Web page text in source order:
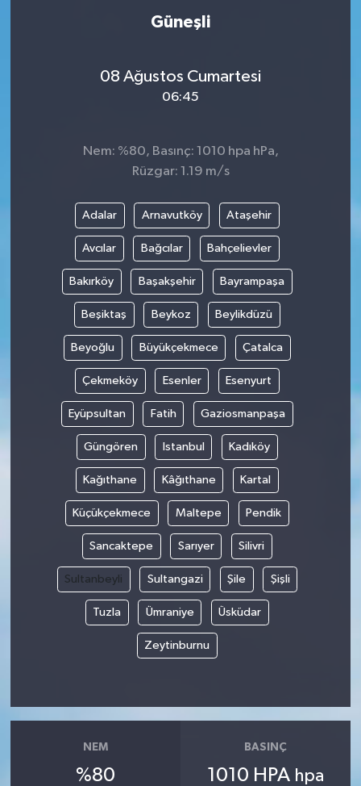
Güneşli
08 Ağustos Cumartesi
06:45
Nem: %80, Basınç: 1010 hpa hPa,
Rüzgar: 1.19 m/s
Adalar Arnavutköy Ataşehir
Avcılar Bağcılar Bahçelievler
Bakırköy Başakşehir Bayrampaşa
Beşiktaş Beykoz Beylikdüzü
Beyoğlu Büyükçekmece Çatalca
Çekmeköy Esenler Esenyurt
Eyüpsultan Fatih Gaziosmanpaşa
Güngören Istanbul Kadıköy
Kağıthane Kâğıthane Kartal
Küçükçekmece Maltepe Pendik
Sancaktepe Sarıyer Silivri
Sultanbeyli Sultangazi Şile Şişli
Tuzla Ümraniye Üsküdar
Zeytinburnu
NEM
%80
BASINÇ
1010 HPA hpa